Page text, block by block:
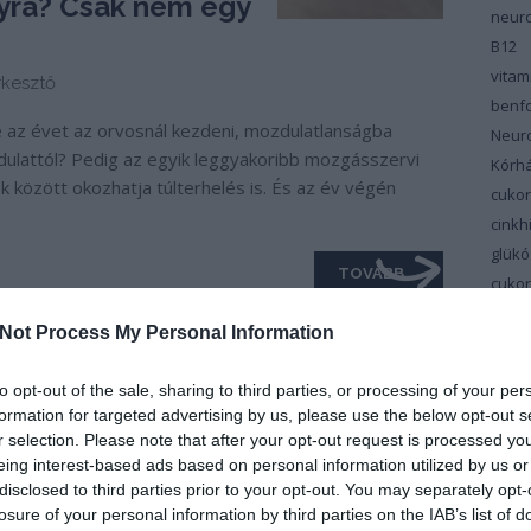
Process My Personal Information
opt-out of the sale, sharing to third parties, or processing of your
for targeted advertising by us, please use the below opt-out
selection. Please note that after your opt-out request is processed
interest-based ads based on personal information utilized by us
to third parties prior to your opt-out. You may separately
of your personal information by third parties on the IAB’s list of
évet az orvosnál kezdeni, mozdulatlanságba
Pedig az egyik leggyakoribb mozgásszervi
között okozhatja túlterhelés is. És az év végén
TOVÁBB
B12
diéta